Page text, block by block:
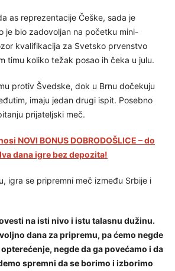
as reprezentacije Češke, sada je
je bio zadovoljan na početku mini-
kvalifikacija za Svetsko prvenstvo
timu koliko težak posao ih čeka u julu.
protiv Švedske, dok u Brnu dočekuju
imaju jedan drugi ispit. Posebno
prijateljski meč.
NOVI BONUS DOBRODOŠLICE – do
dana igre bez depozita!
igra se pripremni meč između Srbije i
na isti nivo i istu talasnu dužinu.
dana za pripremu, pa ćemo negde
negde da ga povećamo i da
spremni da se borimo i izborimo